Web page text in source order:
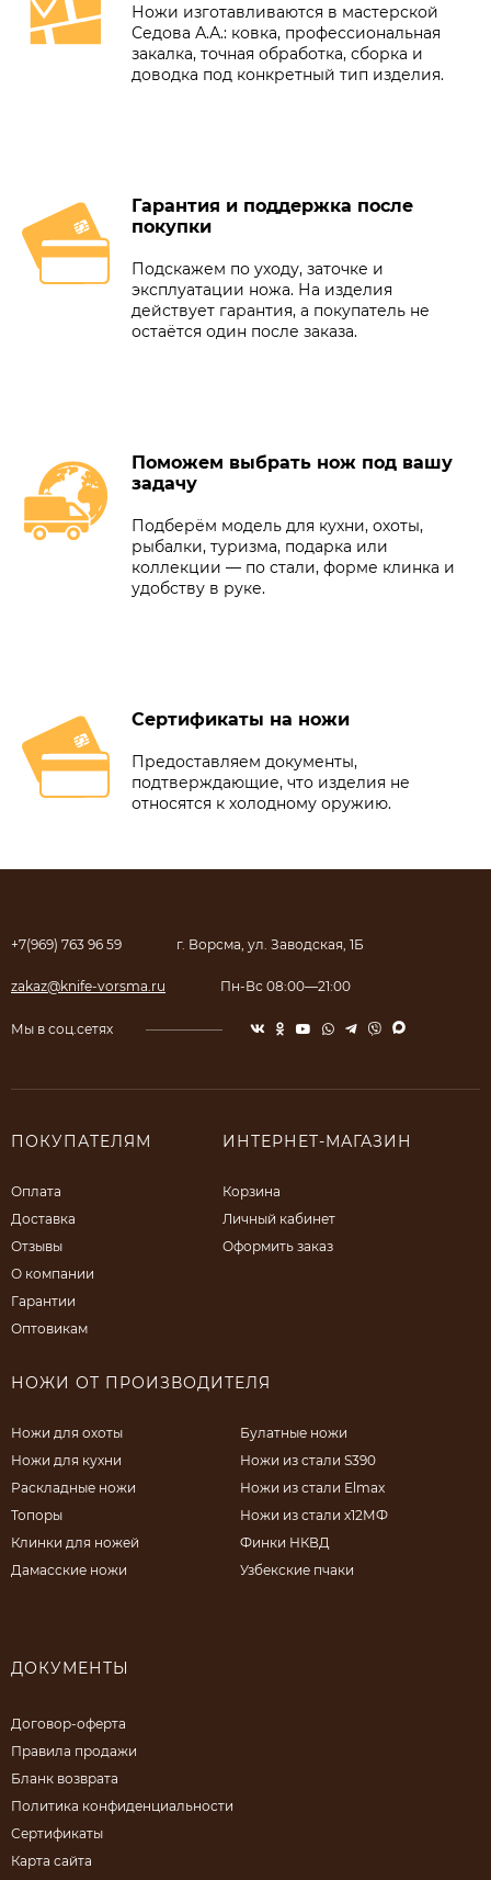
Ножи изготавливаются в мастерской
Седова А.А.: ковка, профессиональная
закалка, точная обработка, сборка и
доводка под конкретный тип изделия.
Гарантия и поддержка после
покупки
Подскажем по уходу, заточке и
эксплуатации ножа. На изделия
действует гарантия, а покупатель не
остаётся один после заказа.
Поможем выбрать нож под вашу
задачу
Подберём модель для кухни, охоты,
рыбалки, туризма, подарка или
коллекции — по стали, форме клинка и
удобству в руке.
Сертификаты на ножи
Предоставляем документы,
подтверждающие, что изделия не
относятся к холодному оружию.
+7(969) 763 96 59 г. Ворсма, ул. Заводская, 1Б
zakaz@knife-vorsma.ru Пн-Вс 08:00—21:00
Мы в соц.сетях
ПОКУПАТЕЛЯМ
Оплата
Доставка
Отзывы
О компании
Гарантии
Оптовикам
ИНТЕРНЕТ-МАГАЗИН
Корзина
Личный кабинет
Оформить заказ
НОЖИ ОТ ПРОИЗВОДИТЕЛЯ
Ножи для охоты
Ножи для кухни
Раскладные ножи
Топоры
Клинки для ножей
Дамасские ножи
Булатные ножи
Ножи из стали S390
Ножи из стали Elmax
Ножи из стали х12МФ
Финки НКВД
Узбекские пчаки
ДОКУМЕНТЫ
Договор-оферта
Правила продажи
Бланк возврата
Политика конфиденциальности
Сертификаты
Карта сайта